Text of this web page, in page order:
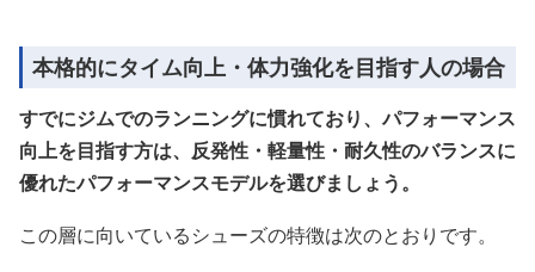
本格的にタイム向上・体力強化を目指す人の場合
すでにジムでのランニングに慣れており、パフォーマンス
向上を目指す方は、反発性・軽量性・耐久性のバランスに
優れたパフォーマンスモデルを選びましょう。
この層に向いているシューズの特徴は次のとおりです。